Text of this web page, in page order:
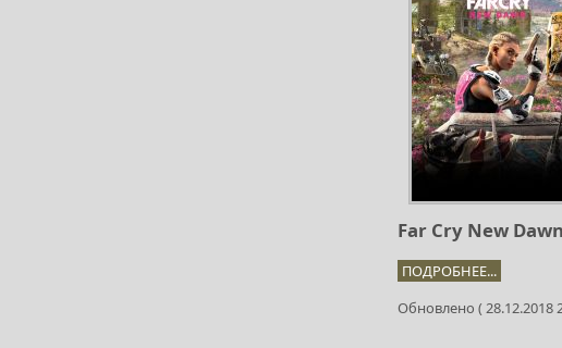
Far Cry New
ПОДРОБНЕЕ...
Обновлено ( 28.12.2018